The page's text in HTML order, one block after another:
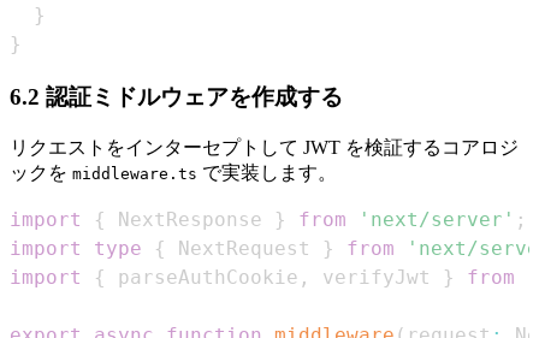
}
}
6.2 認証ミドルウェアを作成する
リクエストをインターセプトして JWT を検証するコアロジ
ックを middleware.ts で実装します。
import { NextResponse } from 'next/server' ;
import
type { NextRequest } from
'next/
import
{ parseAuthCookie , verifyJwt } from